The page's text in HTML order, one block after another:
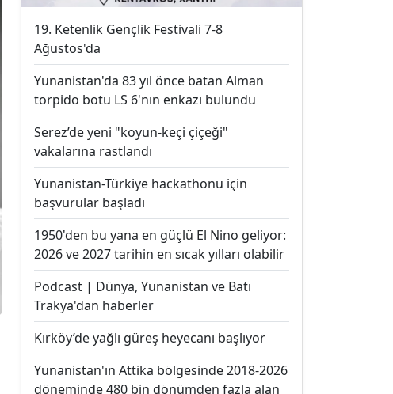
19. Ketenlik Gençlik Festivali 7-8
Ağustos'da
Yunanistan'da 83 yıl önce batan Alman
torpido botu LS 6'nın enkazı bulundu
Serez’de yeni "koyun-keçi çiçeği"
vakalarına rastlandı
Yunanistan-Türkiye hackathonu için
başvurular başladı
1950'den bu yana en güçlü El Nino geliyor:
2026 ve 2027 tarihin en sıcak yılları olabilir
Podcast | Dünya, Yunanistan ve Batı
Trakya'dan haberler
Kırköy’de yağlı güreş heyecanı başlıyor
Yunanistan'ın Attika bölgesinde 2018-2026
döneminde 480 bin dönümden fazla alan